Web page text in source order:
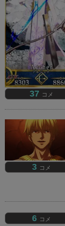
37 コメ
3 コメ
6 コメ